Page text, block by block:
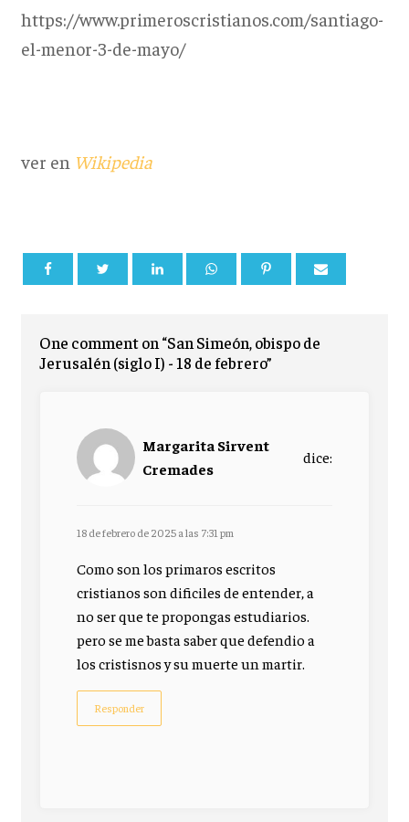
https://www.primeroscristianos.com/santiago-
el-menor-3-de-mayo/
ver en Wikipedia
One comment on “San Simeón, obispo de
Jerusalén (siglo I) - 18 de febrero”
Margarita Sirvent
Cremades
dice:
18 de febrero de 2025 a las 7:31 pm
Como son los primaros escritos
cristianos son dificiles de entender, a
no ser que te propongas estudiarios.
pero se me basta saber que defendio a
los cristisnos y su muerte un martir.
Responder